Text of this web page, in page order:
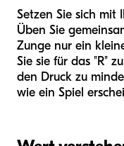
Setzen Sie sich mit
Üben Sie
Zunge nur ein
Sie sie für das "R"
den Druck zu
wie ein Spiel